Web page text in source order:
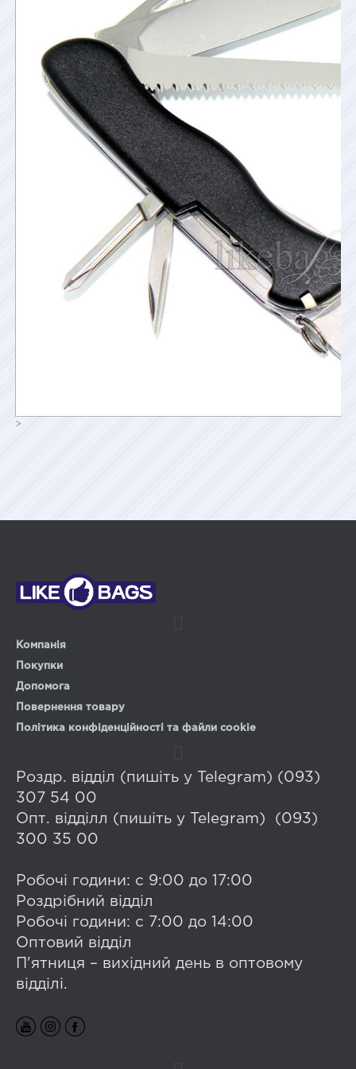
>
Компанія
Покупки
Допомога
Повернення товару
Політика конфіденційності та файли cookie
Роздр. відділ (пишіть у Telegram) (093)
307 54 00
Опт. відділл (пишіть у Telegram) (093)
300 35 00
Робочі години: с 9:00 до 17:00
Роздрібний відділ
Робочі години: с 7:00 до 14:00
Оптовий відділ
П'ятниця – вихідний день в оптовому
відділі.